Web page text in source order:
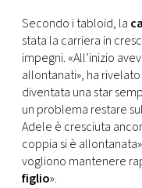
Secondo i tabloid, la
stata la carriera in
impegni. «All’inizio
allontanati», ha rivelato
diventata una star
un problema restare
Adele è cresciuta
coppia si è
vogliono mantenere
figlio».